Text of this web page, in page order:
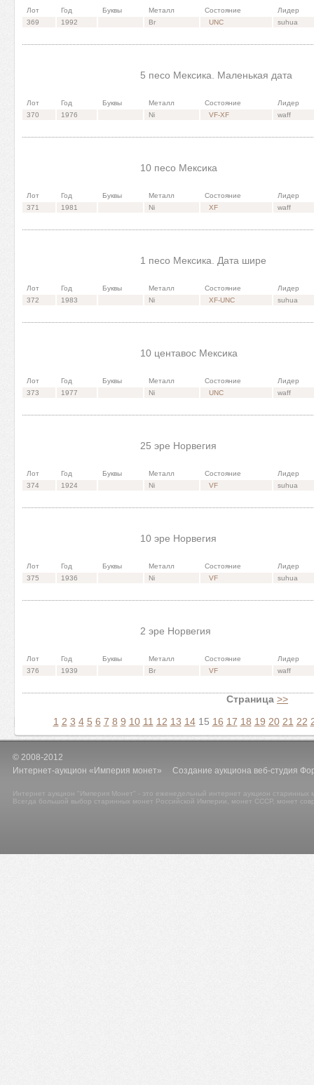
Лот Год Буквы Металл Состояние
Лидер
369
1992 Br UNC suhua
5 песо Мексика. Маленькая дата
Лот Год Буквы Металл Состояние
Лидер
370
1976 Ni VF-XF waff
10 песо Мексика
Лот Год Буквы Металл Состояние
Лидер
371
1981 Ni XF waff
1 песо Мексика. Дата шире
Лот Год Буквы Металл Состояние
Лидер
372
1983 Ni XF-UNC suhua
10 центавос Мексика
Лот Год Буквы Металл Состояние
Лидер
373
1977 Ni UNC waff
25 эре Норвегия
Лот Год Буквы Металл Состояние
Лидер
374
1924 Ni VF suhua
10 эре Норвегия
Лот Год Буквы Металл Состояние
Лидер
375
1936 Ni VF suhua
2 эре Норвегия
Лот Год Буквы Металл Состояние
Лидер
376
1939 Br VF waff
Страница >>
1 2 3 4 5 6 7 8 9 10 11 12 13 14 15 16 17 18 19 20 21 22
© 2008-2012
Интернет-аукцион «Империя монет» Создание аукциона веб-студия
Интернет аукцион "Империя Монет" - это еженедельный интернет аукцион
Всегда большой выбор старинных монет Российской Империи, монет СССР, монет